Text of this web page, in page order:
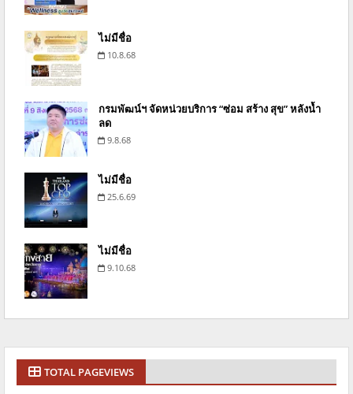
ไม่มีชื่อ
10.8.68
กรมพัฒน์ฯ จัดหน่วยบริการ “ซ่อม สร้าง สุข” หลังน้ำ
ลด
9.8.68
ไม่มีชื่อ
25.6.69
ไม่มีชื่อ
9.10.68
TOTAL PAGEVIEWS